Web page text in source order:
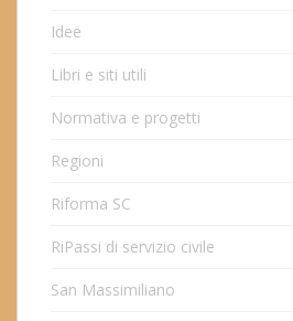
Idee
Libri e siti utili
Normativa e progetti
Regioni
Riforma SC
RiPassi di servizio civile
San Massimiliano